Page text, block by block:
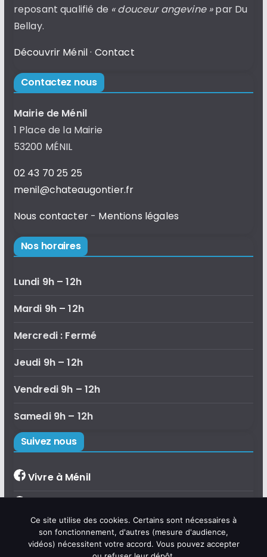
reposant qualifié de « douceur angevine »par Du
Bellay.
Découvrir Ménil· Contact
Contactez nous
Mairie de Ménil
1 Place de la Mairie
53200 MÉNIL
02 43 70 25 25
menil@chateaugontier.fr
Nous contacter- Mentions légales
Nos horaires
Lundi 9h – 12h
Mardi 9h – 12h
Mercredi : Fermé
Jeudi 9h – 12h
Vendredi 9h – 12h
Samedi 9h – 12h
Suivez nous
Vivre à Ménil
Accueil de loisirs
Bonjour, je suis Émilie, l'assistante
virtuelle de la commune de Ménil.
Posez-moi vos questions sur la vie
Ce site utilise des cookies. Certains sont nécessaires à
son fonctionnement, d'autres (mesure d'audience,
vidéos) nécessitent votre accord. Vous pouvez accepter